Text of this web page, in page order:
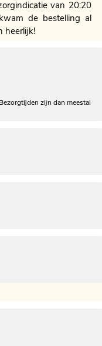
van 20:20
de bestelling al
heerlijk!
zijn dan meestal